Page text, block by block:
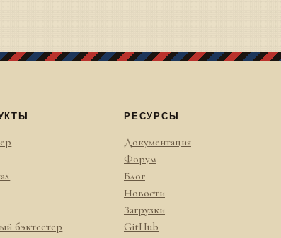
бэктестер
РЕСУРСЫ
Документация
Форум
Блог
Новости
Загрузки
GitHub